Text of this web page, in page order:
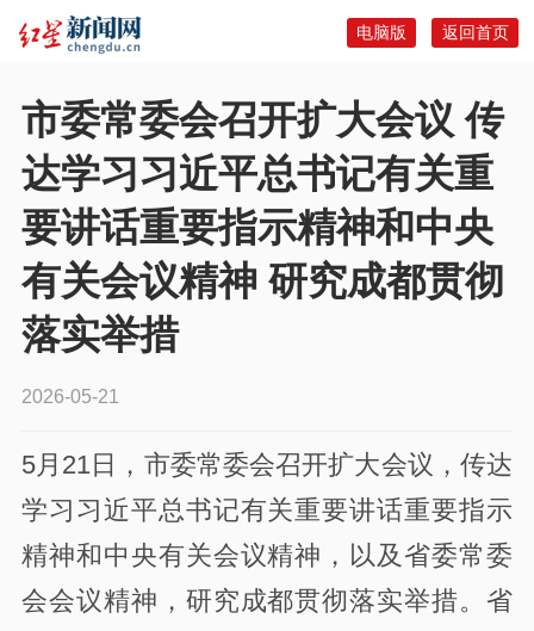
返回首页
电脑版
市委常委会召开扩大会议 传
达学习习近平总书记有关重
要讲话重要指示精神和中央
有关会议精神 研究成都贯彻
落实举措
2026-05-21
5月21日，市委常委会召开扩大会议，传达
学习习近平总书记有关重要讲话重要指示
精神和中央有关会议精神，以及省委常委
会会议精神，研究成都贯彻落实举措。省